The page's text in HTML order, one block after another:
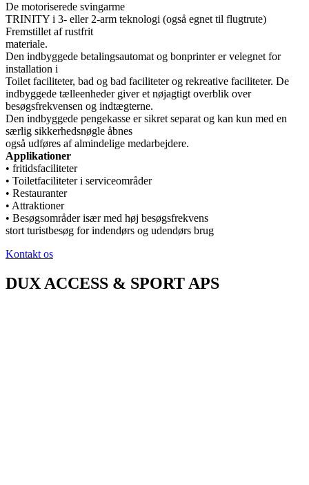
De motoriserede svingarme
TRINITY i 3- eller 2-arm teknologi (også egnet til flugtrute)
Fremstillet af rustfrit
Den indbyggede betalingsautomat og bonprinter er velegnet for
installation i
Toilet faciliteter, bad og bad faciliteter og rekreative faciliteter. De
indbyggede tælleenheder giver et nøjagtigt overblik over
besøgsfrekvensen og indtægterne.
Den indbyggede pengekasse er sikret separat og kan kun med en
særlig sikkerhedsnøgle åbnes
også udføres af almindelige medarbejdere.
Applikationer
• fritidsfaciliteter
• Toiletfaciliteter i serviceområder
• Restauranter
• Attraktioner
• Besøgsområder især med høj besøgsfrekvens
stort turistbesøg for indendørs og udendørs brug
Kontakt os
DUX ACCESS & SPORT APS